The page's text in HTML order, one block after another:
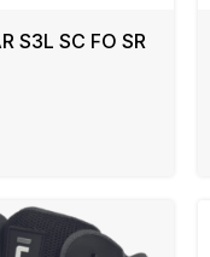
S3L SC FO SR